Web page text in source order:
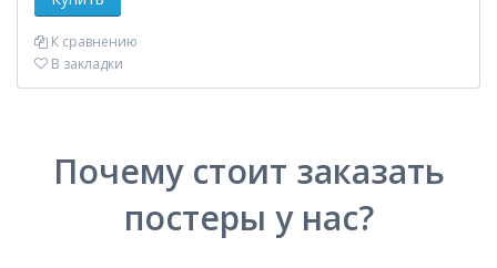
К сравнению
В закладки
Почему стоит заказать
постеры у нас?